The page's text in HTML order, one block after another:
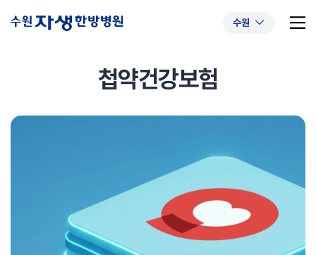
수원
#허리디스크
첩약건강보험